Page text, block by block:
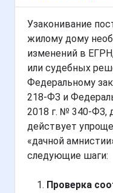
Узаконивание
жилому дому
изменений в
или судебных
Федеральному
218-ФЗ и
2018 г. № 340-ФЗ,
действует
«дачной
следующие шаги:
Проверка